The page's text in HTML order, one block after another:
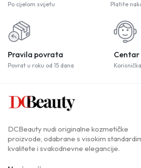
Po cijelom svijetu Platite
Pravila povrata
Povrat u roku od 15 dana
Centar
DCBeauty nudi originalne kozmetičke
proizvode, odabrane s visokim
kvalitete i svakodnevne elegancije.